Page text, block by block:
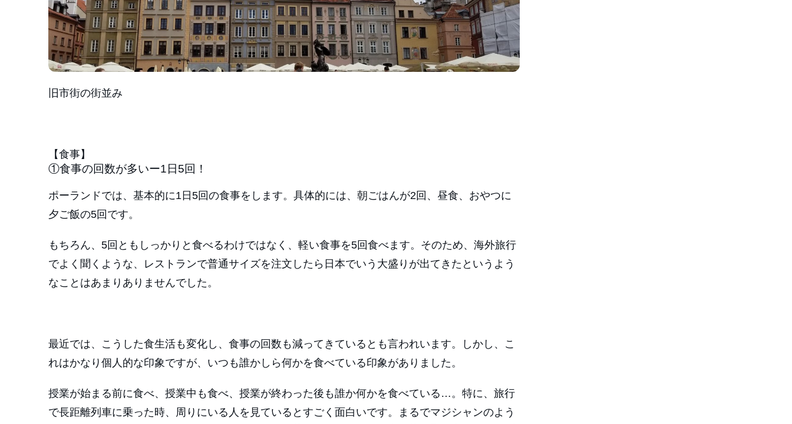
旧市街の街並み
【食事】
①食事の回数が多いー1日5回！
ポーランドでは、基本的に1日5回の食事をします。具体的には、朝ごはんが2回、昼食、おやつに
夕ご飯の5回です。
もちろん、5回ともしっかりと食べるわけではなく、軽い食事を5回食べます。そのため、海外旅行
でよく聞くような、レストランで普通サイズを注文したら日本でいう大盛りが出てきたというよう
なことはあまりありませんでした。
最近では、こうした食生活も変化し、食事の回数も減ってきているとも言われいます。しかし、こ
れはかなり個人的な印象ですが、いつも誰かしら何かを食べている印象がありました。
授業が始まる前に食べ、授業中も食べ、授業が終わった後も誰か何かを食べている…。特に、旅行
で長距離列車に乗った時、周りにいる人を見ているとすごく面白いです。まるでマジシャンのよう